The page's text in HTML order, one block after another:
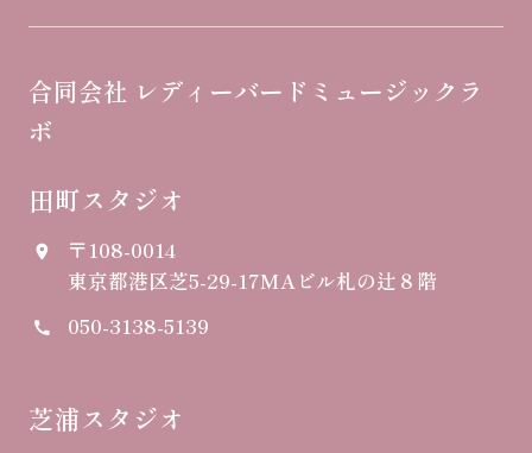
合同会社 レディーバードミュージックラ
ボ
田町スタジオ
place
〒108-0014
東京都港区芝5-29-17MAビル札の辻８階
call 050-3138-5139
芝浦スタジオ